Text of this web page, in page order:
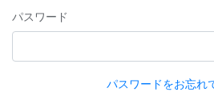
パスワード
パスワードをお忘れ